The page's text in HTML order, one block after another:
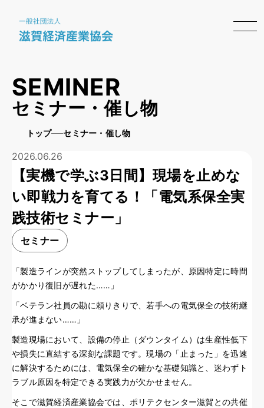
SEMINER
セミナー・催し物
トップ セミナー・催し物
2026.06.26
【実機で学ぶ3日間】現場を止めな
い即戦力を育てる！「電気系保全実
践技術セミナー」
セミナー
「製造ラインが突然ストップしてしまったが、原因特定に時間
がかかり復旧が遅れた……」
「ベテラン社員の勘に頼りきりで、若手への電気保全の技術継
承が進まない……」
製造現場において、設備の停止（ダウンタイム）は生産性低下
や損失に直結する深刻な課題です。現場の「止まった」を迅速
に解決するためには、電気保全の確かな基礎知識と、迷わずト
ラブル原因を特定できる実践力が欠かせません。
そこで滋賀経済産業協会では、ポリテクセンター滋賀との共催